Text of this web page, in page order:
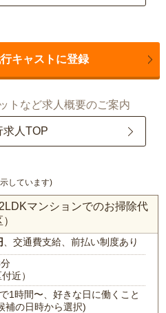
キャストに登録
トなど求人概要のご案内
求人TOP
しています)
マンションでのお掃除代
、交通費支給、前払い制度あり
近）
1時間〜、好きな日に働くこと
補の日時から選択)